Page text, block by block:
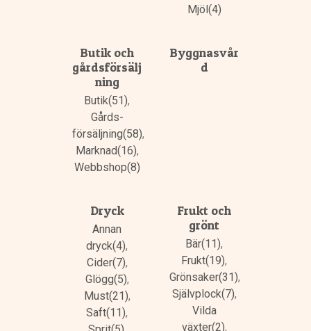
Mjöl(4)
Butik och
gårdsförsälj
ning
Butik(51),
Gårds­
försäljning(58),
Marknad(16),
Webbshop(8)
Byggnasvår
d
Dryck
Annan
dryck(4),
Cider(7),
Glögg(5),
Must(21),
Saft(11),
Frukt och
grönt
Bär(11),
Frukt(19),
Grönsaker(31),
Självplock(7),
Vilda
växter(2),